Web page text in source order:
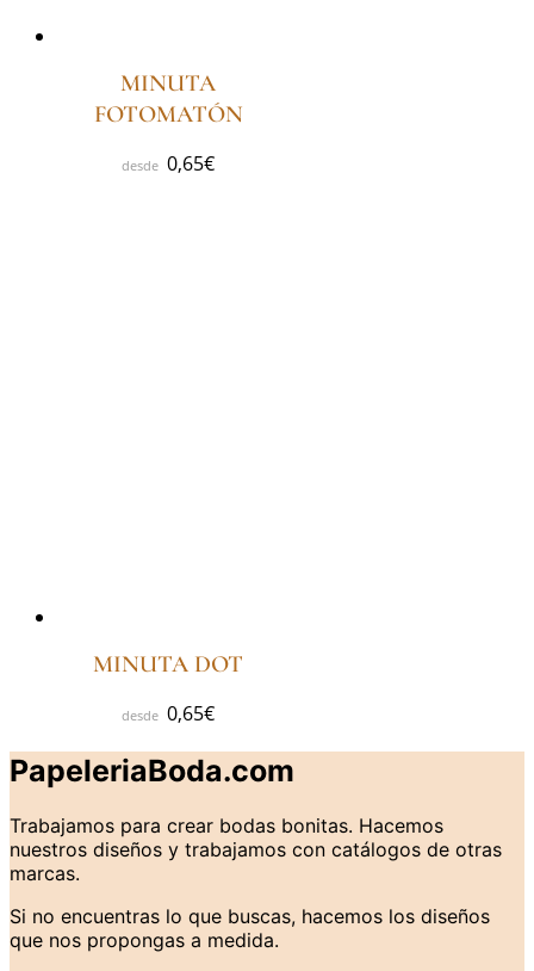
MINUTA
FOTOMATÓN
0,65€
MINUTA DOT
0,65€
PapeleriaBoda.com
Trabajamos para crear bodas bonitas. Hacemos
nuestros diseños y trabajamos con catálogos de otras
marcas.
Si no encuentras lo que buscas, hacemos los diseños
que nos propongas a medida.